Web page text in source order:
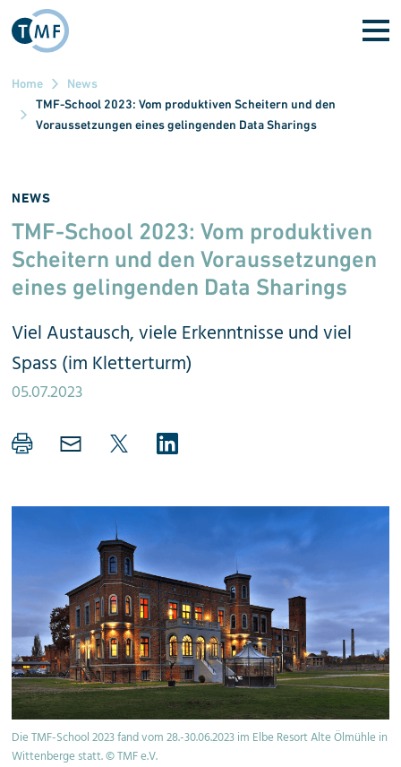
Direkt zum Inhalt
Home
News
TMF-School 2023: Vom produktiven Scheitern und den
Voraussetzungen eines gelingenden Data Sharings
NEWS
TMF-School 2023: Vom produktiven
Scheitern und den Voraus­setzungen
eines gelingenden Data Sharings
Viel Austausch, viele Erkenntnisse und viel
Spass (im Kletterturm)
05.07.2023
Die TMF-School 2023 fand vom 28.-30.06.2023 im Elbe Resort Alte Ölmühle in
Wittenberge statt. © TMF e.V.